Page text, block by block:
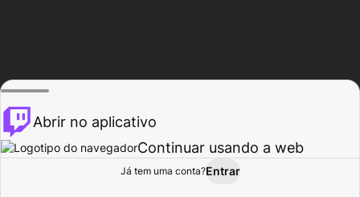
Procurar Atividade
Abrir no aplicativo
Continuar usando a web
Já tem uma conta?Entrar